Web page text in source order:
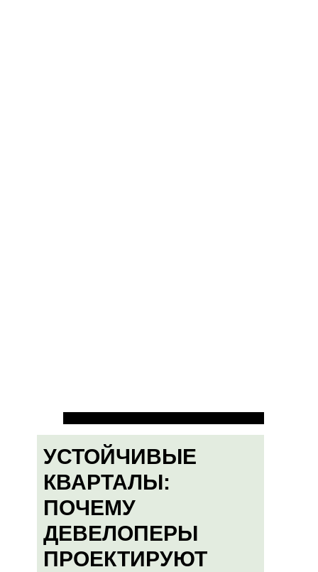
УСТОЙЧИВЫЕ
КВАРТАЛЫ:
ПОЧЕМУ
ДЕВЕЛОПЕРЫ
ПРОЕКТИРУЮТ